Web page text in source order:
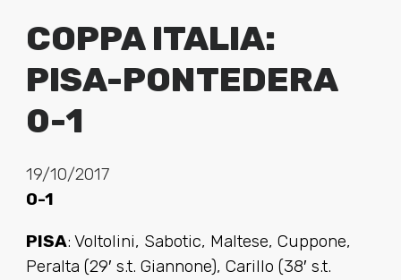
COPPA ITALIA:
PISA-PONTEDERA
0-1
19/10/2017
0-1
PISA: Voltolini, Sabotic, Maltese, Cuppone,
Peralta (29′ s.t. Giannone), Carillo (38′ s.t.